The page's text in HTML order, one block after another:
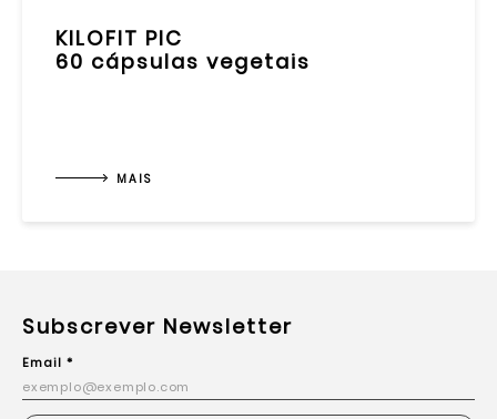
KILOFIT PIC
60 cápsulas vegetais
MAIS
Subscrever Newsletter
Email *